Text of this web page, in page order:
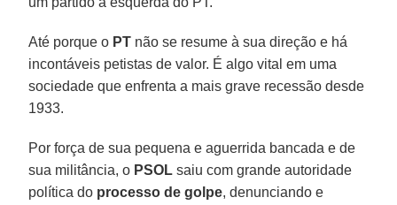
Até porque o PT não se resume à sua direção e há
incontáveis petistas de valor. É algo vital em uma
sociedade que enfrenta a mais grave recessão desde
1933.
Por força de sua pequena e aguerrida bancada e de
sua militância, o PSOL saiu com grande autoridade
política do processo de golpe, denunciando e